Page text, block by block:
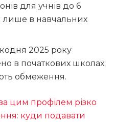
для учнів до 6
лише в навчальних
2025 року
в початкових школах;
обмеження.
цим профілем різко
куди подавати